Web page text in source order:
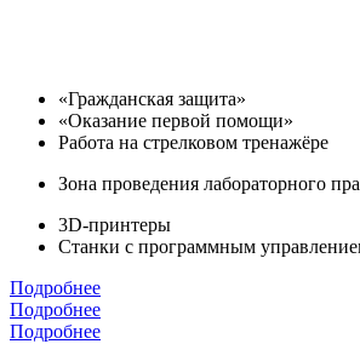
«Гражданская защита»
«Оказание первой помощи»
Работа на стрелковом тренажёре
Зона проведения лабораторного
3D-принтеры
Станки с программным
Подробнее
Подробнее
Подробнее